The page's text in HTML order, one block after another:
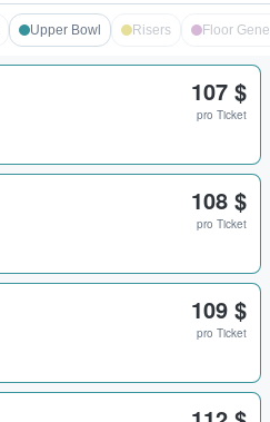
Upper Bowl Risers Floor
107 $
pro Ticket
108 $
pro Ticket
109 $
pro Ticket